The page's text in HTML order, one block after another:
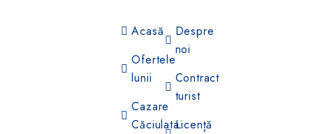
Acasă
Ofertele
lunii
Cazare
Căciulata
Despre
noi
Contract
turist
Licență